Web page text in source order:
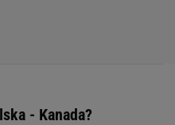
- Kanada?